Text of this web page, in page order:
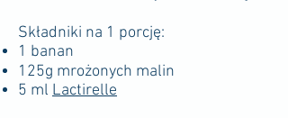
Składniki na 1 porcję:
1 banan
125g mrożonych malin
5 ml Lactirelle